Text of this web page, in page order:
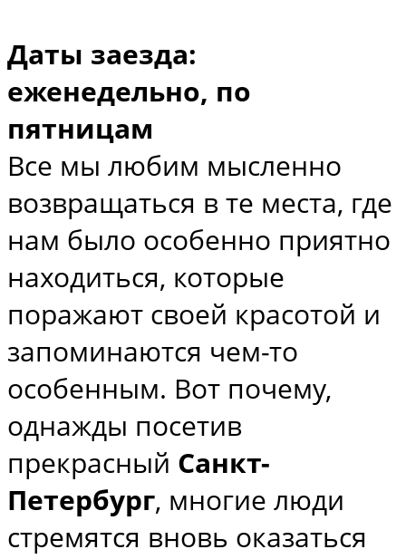
Даты заезда:
еженедельно, по
пятницам
Все мы любим мысленно
возвращаться в те места, где
нам было особенно приятно
находиться, которые
поражают своей красотой и
запоминаются чем-то
особенным. Вот почему,
однажды посетив
прекрасный Санкт-
Петербург, многие люди
стремятся вновь оказаться